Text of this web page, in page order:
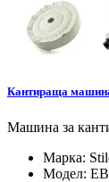
Кантираща
Машина за
Марка:
Модел: